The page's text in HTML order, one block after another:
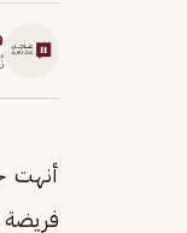
أنهت
فريضة الحج